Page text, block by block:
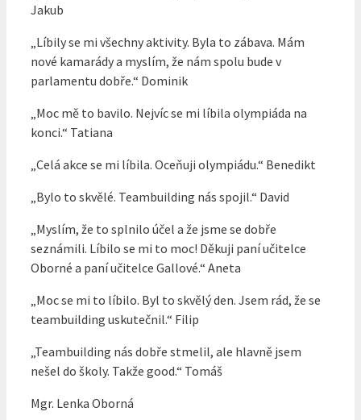
Jakub
„Líbily se mi všechny aktivity. Byla to zábava. Mám
nové kamarády a myslím, že nám spolu bude v
parlamentu dobře.“ Dominik
„Moc mě to bavilo. Nejvíc se mi líbila olympiáda na
konci.“ Tatiana
„Celá akce se mi líbila. Oceňuji olympiádu.“ Benedikt
„Bylo to skvělé. Teambuilding nás spojil.“ David
„Myslím, že to splnilo účel a že jsme se dobře
seznámili. Líbilo se mi to moc! Děkuji paní učitelce
Oborné a paní učitelce Gallové.“ Aneta
„Moc se mi to líbilo. Byl to skvělý den. Jsem rád, že se
teambuilding uskutečnil.“ Filip
„Teambuilding nás dobře stmelil, ale hlavně jsem
nešel do školy. Takže good.“ Tomáš
Mgr. Lenka Oborná